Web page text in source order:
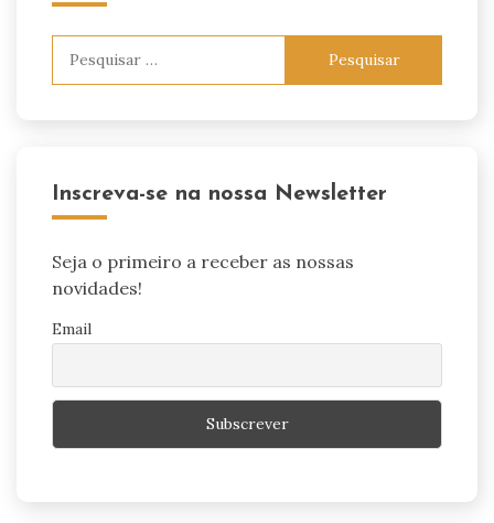
Inscreva-se na nossa Newsletter
Seja o primeiro a receber as nossas
novidades!
Email